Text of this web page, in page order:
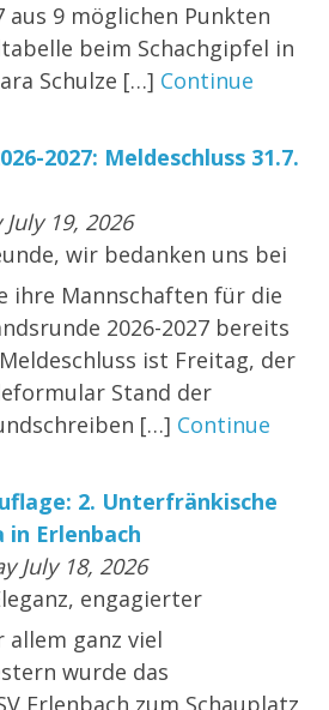
9 möglichen Punkten
beim Schachgipfel in
Schulze […] Continue
2027: Meldeschluss 31.7.
19, 2026
wir bedanken uns bei
ihre Mannschaften für die
2026-2027 bereits
ist Freitag, der
Stand der
[…] Continue
2. Unterfränkische
in Erlenbach
July 18, 2026
engagierter
ganz viel
wurde das
Erlenbach zum Schauplatz